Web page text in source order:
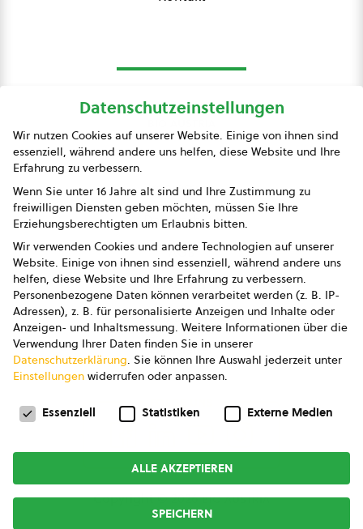
Presse
Impressum
Datenschutz
AGB
AGB Marketing GmbH
AGB Bildung
Newsletter
Copyright © 2026bio austria
Datenschutzeinstellungen
Wir nutzen Cookies auf unserer Website. Einige von ihnen sind
essenziell, während andere uns helfen, diese Website und Ihre
Erfahrung zu verbessern.
Wenn Sie unter 16 Jahre alt sind und Ihre Zustimmung zu
freiwilligen Diensten geben möchten, müssen Sie Ihre
Erziehungsberechtigten um Erlaubnis bitten.
Wir verwenden Cookies und andere Technologien auf unserer
Website. Einige von ihnen sind essenziell, während andere uns
helfen, diese Website und Ihre Erfahrung zu verbessern.
Personenbezogene Daten können verarbeitet werden (z. B. IP-
Adressen), z. B. für personalisierte Anzeigen und Inhalte oder
Anzeigen- und Inhaltsmessung. Weitere Informationen über die
Verwendung Ihrer Daten finden Sie in unserer
Datenschutzerklärung. Sie können Ihre Auswahl jederzeit unter
Einstellungen widerrufen oder anpassen.
Datenschutzeinstellungen
Essenziell Statistiken Externe Medien
ALLE AKZEPTIEREN
SPEICHERN